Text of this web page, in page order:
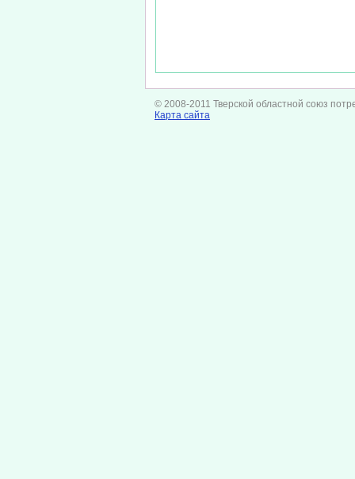
© 2008-2011 Тверской областной союз
Карта сайта